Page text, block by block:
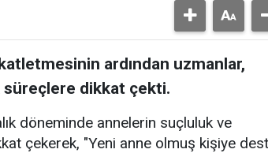
ardından uzmanlar,
süreçlere dikkat çekti.
döneminde annelerin suçluluk ve
çekerek, "Yeni anne olmuş kişiye